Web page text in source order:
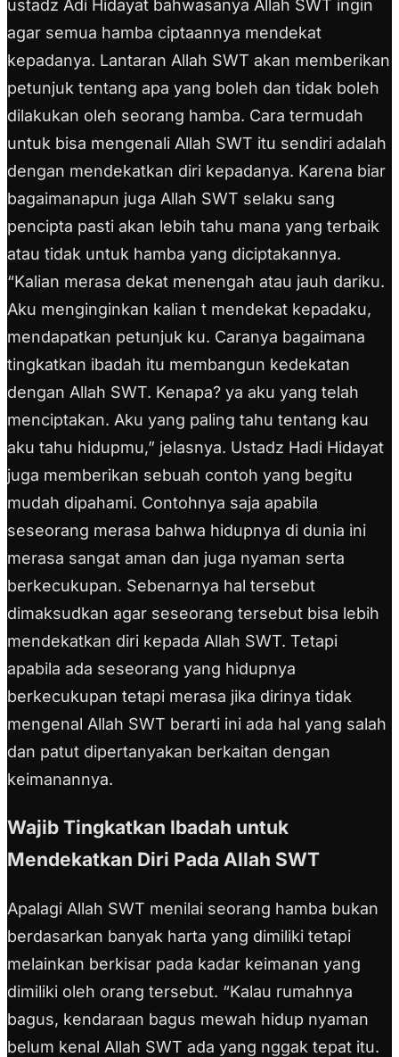
ustadz Adi Hidayat bahwasanya Allah SWT ingin
agar semua hamba ciptaannya mendekat
kepadanya. Lantaran Allah SWT akan memberikan
petunjuk tentang apa yang boleh dan tidak boleh
dilakukan oleh seorang hamba. Cara termudah
untuk bisa mengenali Allah SWT itu sendiri adalah
dengan mendekatkan diri kepadanya. Karena biar
bagaimanapun juga Allah SWT selaku sang
pencipta pasti akan lebih tahu mana yang terbaik
atau tidak untuk hamba yang diciptakannya.
“Kalian merasa dekat menengah atau jauh dariku.
Aku menginginkan kalian t mendekat kepadaku,
mendapatkan petunjuk ku. Caranya bagaimana
tingkatkan ibadah itu membangun kedekatan
dengan Allah SWT. Kenapa? ya aku yang telah
menciptakan. Aku yang paling tahu tentang kau
aku tahu hidupmu,” jelasnya. Ustadz Hadi Hidayat
juga memberikan sebuah contoh yang begitu
mudah dipahami. Contohnya saja apabila
seseorang merasa bahwa hidupnya di dunia ini
merasa sangat aman dan juga nyaman serta
berkecukupan. Sebenarnya hal tersebut
dimaksudkan agar seseorang tersebut bisa lebih
mendekatkan diri kepada Allah SWT. Tetapi
apabila ada seseorang yang hidupnya
berkecukupan tetapi merasa jika dirinya tidak
mengenal Allah SWT berarti ini ada hal yang salah
dan patut dipertanyakan berkaitan dengan
keimanannya.
Wajib Tingkatkan Ibadah untuk
Mendekatkan Diri Pada Allah SWT
Apalagi Allah SWT menilai seorang hamba bukan
berdasarkan banyak harta yang dimiliki tetapi
melainkan berkisar pada kadar keimanan yang
dimiliki oleh orang tersebut. “Kalau rumahnya
bagus, kendaraan bagus mewah hidup nyaman
belum kenal Allah SWT ada yang nggak tepat itu.